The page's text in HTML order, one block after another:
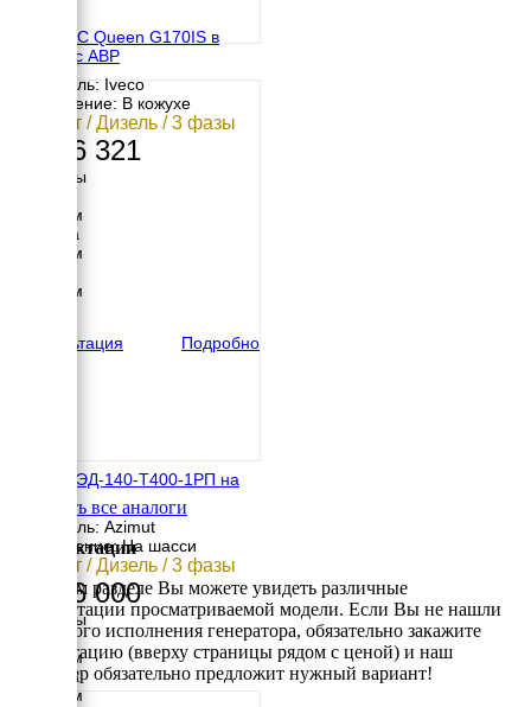
GENMAC Queen G170IS в
кожухе с АВР
Двигатель: Iveco
Исполнение: В кожухе
138 кВт / Дизель / 3 фазы
4 166 321
Размеры
3150 мм
Ширина
1056 мм
1900 мм
Консультация
Подробно
Азимут ЭД-140-Т400-1РП на
Двигатель: Azimut
Исполнение: На шасси
140 кВт / Дизель / 3 фазы
1 456 000
Размеры
4350 мм
Ширина
1850 мм
Смотреть все аналоги
Комплектации
В данном разделе Вы можете увидеть различные
комплектации просматриваемой модели. Если Вы не нашли
требуемого исполнения генератора, обязательно закажите
консультацию (вверху страницы рядом с ценой) и наш
менеджер обязательно предложит нужный вариант!